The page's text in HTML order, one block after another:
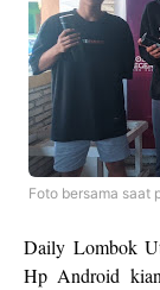
Foto bersama saat
Daily Lombok
Hp Android